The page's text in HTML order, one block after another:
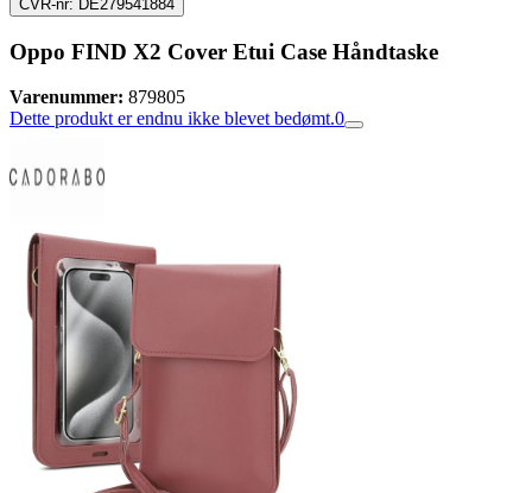
CVR-nr: DE279541884
Oppo FIND X2 Cover Etui Case Håndtaske
Varenummer: 879805
Dette produkt er endnu ikke blevet bedømt.0